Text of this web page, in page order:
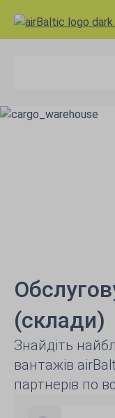
(склади)
Знайдіть
вантажів
партнерів по